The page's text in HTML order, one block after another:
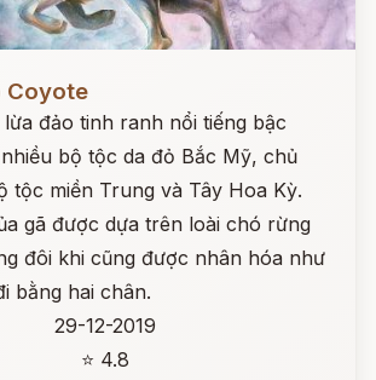
Coyote
đảo tinh ranh nổi tiếng bậc
bộ tộc da đỏ Bắc Mỹ, chủ
tộc miền Trung và Tây Hoa Kỳ.
gã được dựa trên loài chó rừng
đôi khi cũng được nhân hóa như
bằng hai chân.
29-12-2019
⭐ 4.8